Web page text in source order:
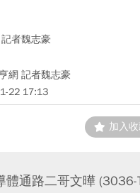
者魏志豪
網 記者魏志豪
22 17:13
加入
體通路二哥文曄 (3036-